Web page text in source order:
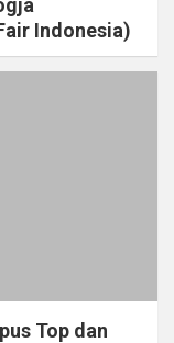
Indonesia)
Top dan